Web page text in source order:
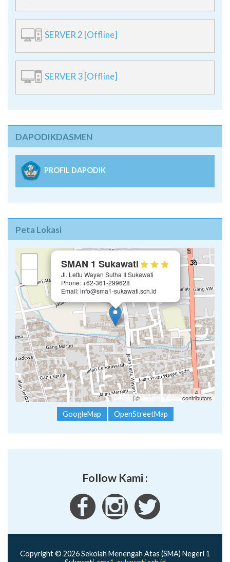
SERVER 2 [Offline]
SERVER 3 [Offline]
DAPODIKDASMEN
PROFIL DAPODIK
Peta Lokasi
SMAN 1 Sukawati
Jl. Lettu Wayan Sutha II Sukawati
Phone: +62-361-299628
Email: info@sma1-sukawati.sch.id
Leaflet | ©OpenStreetMap contributors
GoogleMap OpenStreetMap
Follow Kami :
Copyright © 2026 Sekolah Menengah Atas (SMA) Negeri 1